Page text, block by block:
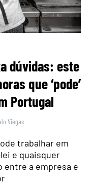
dúvidas: este
que ‘pode’
Portugal
Viegas
trabalhar em
e quaisquer
entre a empresa e